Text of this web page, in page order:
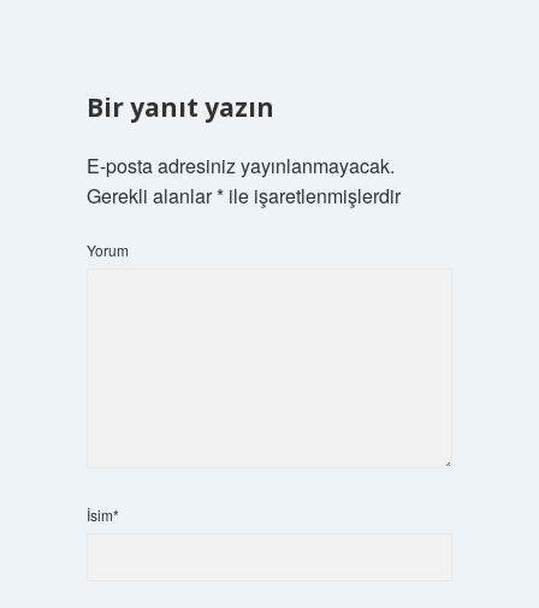
Bir yanıt yazın
E-posta adresiniz yayınlanmayacak.
Gerekli alanlar*ile işaretlenmişlerdir
Yorum
İsim*